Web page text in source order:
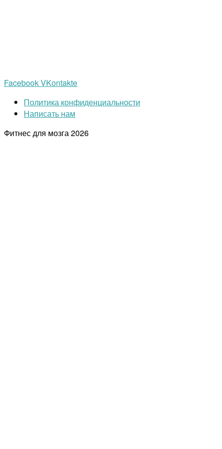
FacebookVKontakte
Политика конфиденциальности
Написать нам
Фитнес для мозга2026